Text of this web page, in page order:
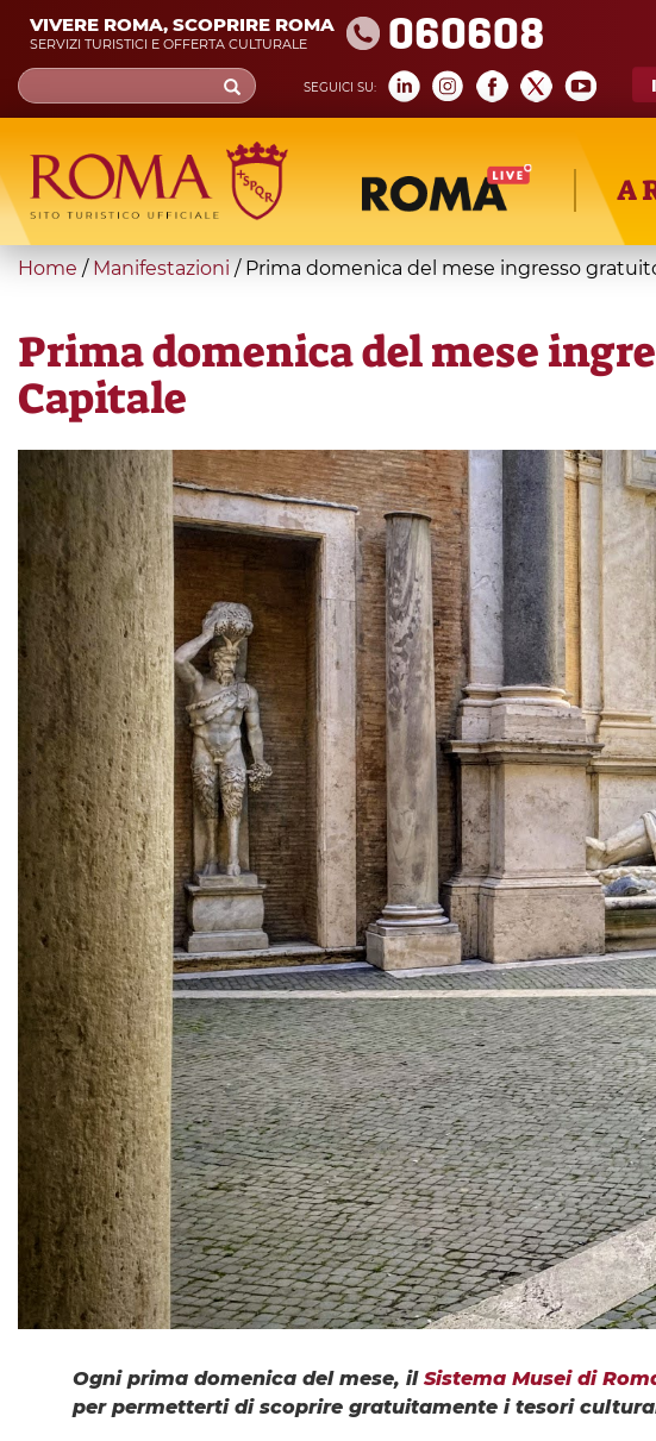
Skip
main
content
VIVERE ROMA, SCOPRIRE ROMA
SERVIZI TURISTICI E OFFERTA CULTURALE 060608
SEGUICI SU:
Search
form
Cerca
A
You
here
Home / Manifestazioni / Prima domenica del mese ingresso
Prima domenica del mese
Capitale
Ogni prima domenica del mese, il Sistema Musei di
per permetterti di scoprire gratuitamente i tesori